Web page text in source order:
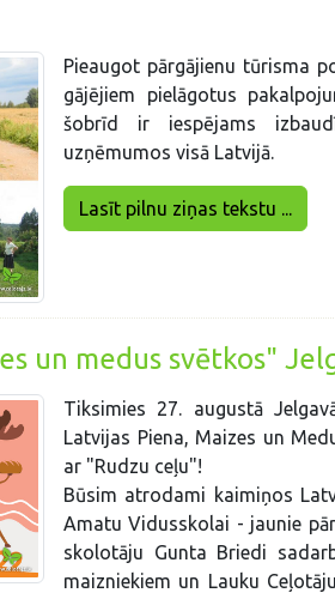
Pieaugot pārgājienu tūrisma
gājējiem pielāgotus
šobrīd ir iespējams
uzņēmumos visā Latvijā.
Lasīt pilnu ziņas tekstu ...
un medus svētkos"
Tiksimies 27. augustā
Latvijas Piena, Maizes un
ar "Rudzu ceļu"!
Būsim atrodami kaimiņos
Amatu Vidusskolai - jaunie
skolotāju Gunta Briedi
maizniekiem un Lauku